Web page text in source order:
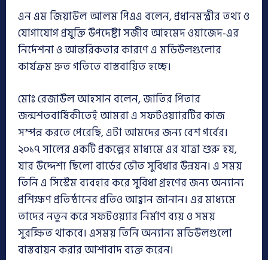
এন এম জিয়াউল আলম পিএএ বলেন, প্রধানমন্ত্রীর তথ্য ও
যোগাযোগ প্রযুক্তি উপদেষ্টা সজীব আহমেদ ওয়াজেদ-এর
নির্দেশনা ও আন্তরিকতার কারণে এ মডিউলগুলোর
কার্যক্রম দ্রুত গতিতে বাস্তবায়িত হচ্ছে।
মোঃ রেজাউল আহসান বলেন, জাতির পিতার
জন্মশতবার্ষিকীতেই আমরা এ সফটওয়্যারটির কাজ
সম্পন্ন করতে পেরেছি, এটা আমদের জন্য বেশ গর্বের।
২০১৭ সালের একটি প্রকল্পের মাধ্যমে এর যাত্রা শুরু হয়,
যার উদ্দেশ্য ছিলো বার্ডের ভৌত সুবিধার উন্নয়ন। এ সময়
তিনি এ সিস্টেম ব্যবহার করে সুবিধা গ্রহণের জন্য অন্যান্য
প্রশিক্ষণ প্রতিষ্ঠানের প্রতিও আহ্বান জানান। এর মাধ্যমে
তাদের নতুন করে সফটওয়্যার নির্মাণ ব্যয় ও সময়
সুরক্ষিত থাকবে। এসময় তিনি অন্যান্য মডিউলগুলো
বাস্তবায়ন করার আশাবাদ ব্যক্ত করেন।